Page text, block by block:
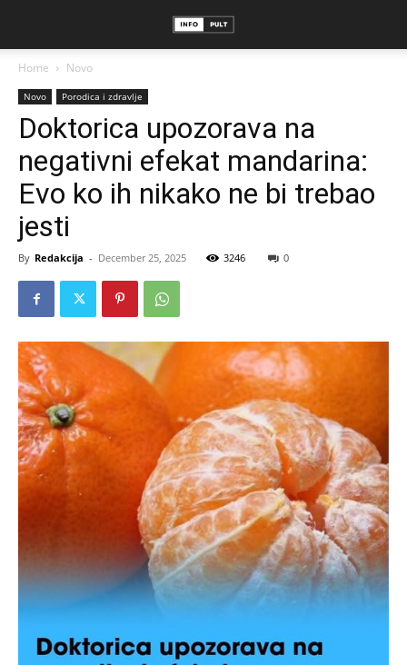
Home Novo
Novo Porodica i zdravlje
Doktorica upozorava na
negativni efekat mandarina:
Evo ko ih nikako ne bi trebao
jesti
By Redakcija - December 25, 2025 3246 0